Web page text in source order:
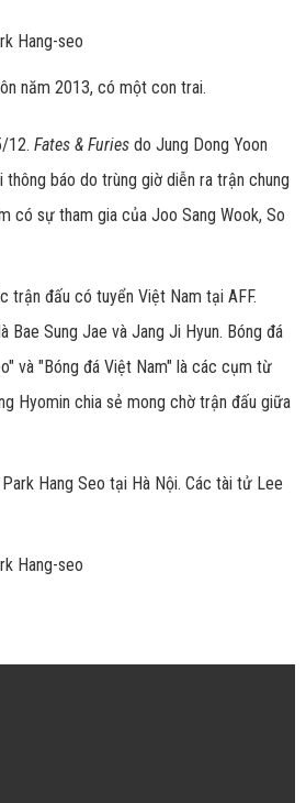
năm 2013, có một con trai.
12. Fates & Furies do Jung Dong Yoon
báo do trùng giờ diễn ra trận chung
có sự tham gia của Joo Sang Wook, So
trận đấu có tuyển Việt Nam tại AFF.
Bae Sung Jae và Jang Ji Hyun. Bóng đá
và "Bóng đá Việt Nam" là các cụm từ
Hyomin chia sẻ mong chờ trận đấu giữa
Hang Seo tại Hà Nội. Các tài tử Lee